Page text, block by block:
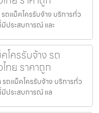
รถแม็คโครรับจ้าง บริการทั่ว
ประสบการณ์ และ
โครรับจ้าง รถ
ทย ราคาถูก
รถแม็คโครรับจ้าง บริการทั่ว
ประสบการณ์ แล